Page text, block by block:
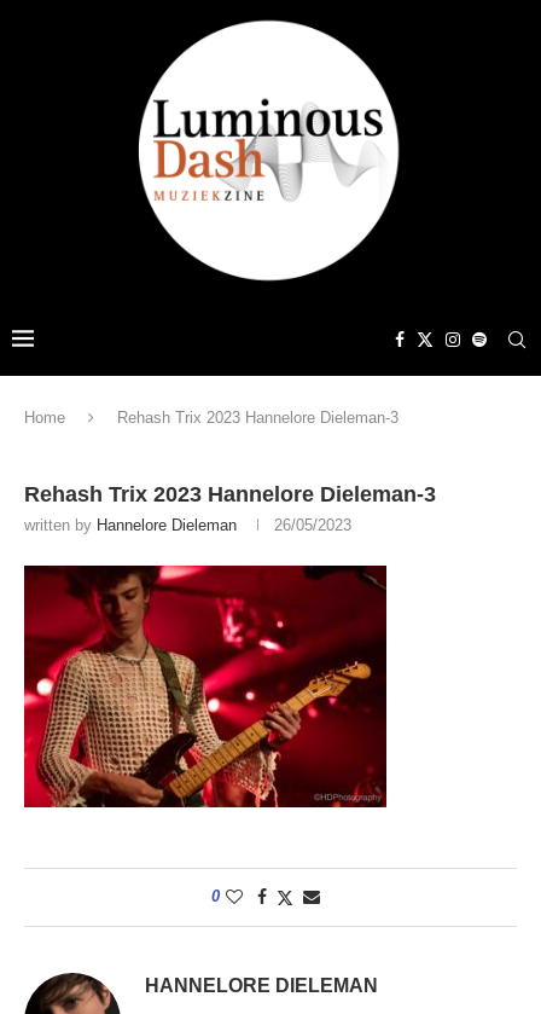
Home Rehash Trix 2023 Hannelore Dieleman-3
Rehash Trix 2023 Hannelore Dieleman-3
written by Hannelore Dieleman 26/05/2023
0
HANNELORE DIELEMAN